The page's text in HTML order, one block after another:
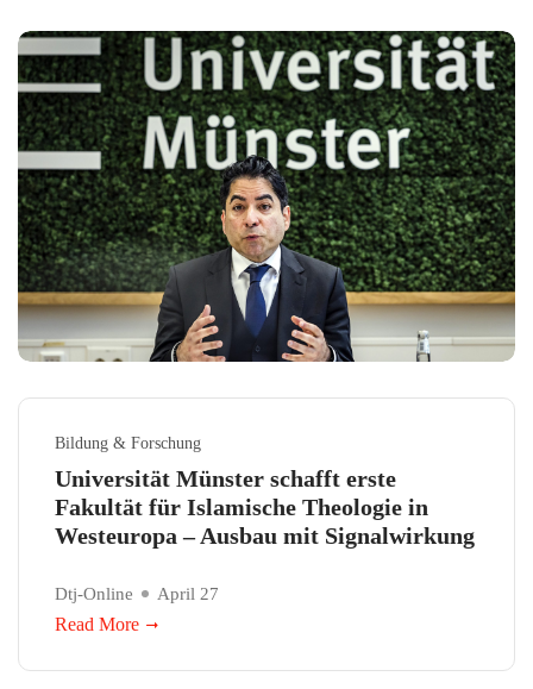
Bildung & Forschung
Universität Münster schafft erste
Fakultät für Islamische Theologie in
Westeuropa – Ausbau mit Signalwirkung
Dtj-Online April 27
Read More